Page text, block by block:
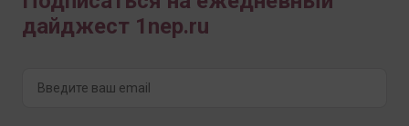
дайджест 1nep.ru